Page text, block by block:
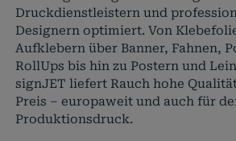
Druckdienstleistern und
Designern optimiert. Von
Aufklebern über Banner, Fahnen,
RollUps bis hin zu Postern und
signJET liefert Rauch hohe
Preis – europaweit und auch für
Produktionsdruck.